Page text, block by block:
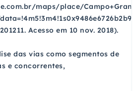
maps/place/
Acesso em 10 nov. 2018).
das vias como segmentos de
e concorrentes,